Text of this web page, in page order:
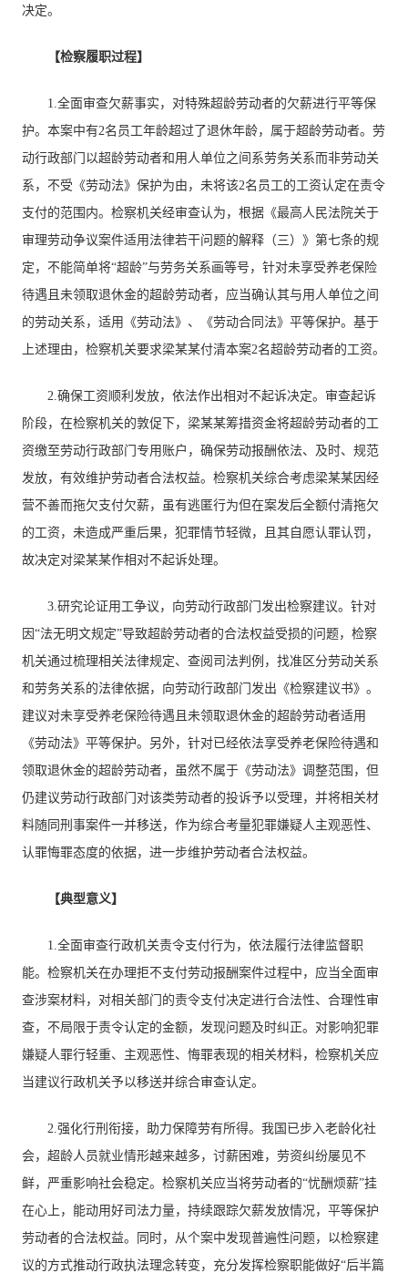
决定。
【检察履职过程】
1.全面审查欠薪事实，对特殊超龄劳动者的欠薪进行平等保
护。本案中有2名员工年龄超过了退休年龄，属于超龄劳动者。劳
动行政部门以超龄劳动者和用人单位之间系劳务关系而非劳动关
系，不受《劳动法》保护为由，未将该2名员工的工资认定在责令
支付的范围内。检察机关经审查认为，根据《最高人民法院关于
审理劳动争议案件适用法律若干问题的解释（三）》第七条的规
定，不能简单将“超龄”与劳务关系画等号，针对未享受养老保险
待遇且未领取退休金的超龄劳动者，应当确认其与用人单位之间
的劳动关系，适用《劳动法》、《劳动合同法》平等保护。基于
上述理由，检察机关要求梁某某付清本案2名超龄劳动者的工资。
2.确保工资顺利发放，依法作出相对不起诉决定。审查起诉
阶段，在检察机关的敦促下，梁某某筹措资金将超龄劳动者的工
资缴至劳动行政部门专用账户，确保劳动报酬依法、及时、规范
发放，有效维护劳动者合法权益。检察机关综合考虑梁某某因经
营不善而拖欠支付欠薪，虽有逃匿行为但在案发后全额付清拖欠
的工资，未造成严重后果，犯罪情节轻微，且其自愿认罪认罚，
故决定对梁某某作相对不起诉处理。
3.研究论证用工争议，向劳动行政部门发出检察建议。针对
因“法无明文规定”导致超龄劳动者的合法权益受损的问题，检察
机关通过梳理相关法律规定、查阅司法判例，找准区分劳动关系
和劳务关系的法律依据，向劳动行政部门发出《检察建议书》。
建议对未享受养老保险待遇且未领取退休金的超龄劳动者适用
《劳动法》平等保护。另外，针对已经依法享受养老保险待遇和
领取退休金的超龄劳动者，虽然不属于《劳动法》调整范围，但
仍建议劳动行政部门对该类劳动者的投诉予以受理，并将相关材
料随同刑事案件一并移送，作为综合考量犯罪嫌疑人主观恶性、
认罪悔罪态度的依据，进一步维护劳动者合法权益。
【典型意义】
1.全面审查行政机关责令支付行为，依法履行法律监督职
能。检察机关在办理拒不支付劳动报酬案件过程中，应当全面审
查涉案材料，对相关部门的责令支付决定进行合法性、合理性审
查，不局限于责令认定的金额，发现问题及时纠正。对影响犯罪
嫌疑人罪行轻重、主观恶性、悔罪表现的相关材料，检察机关应
当建议行政机关予以移送并综合审查认定。
2.强化行刑衔接，助力保障劳有所得。我国已步入老龄化社
会，超龄人员就业情形越来越多，讨薪困难，劳资纠纷屡见不
鲜，严重影响社会稳定。检察机关应当将劳动者的“忧酬烦薪”挂
在心上，能动用好司法力量，持续跟踪欠薪发放情况，平等保护
劳动者的合法权益。同时，从个案中发现普遍性问题，以检察建
议的方式推动行政执法理念转变，充分发挥检察职能做好“后半篇